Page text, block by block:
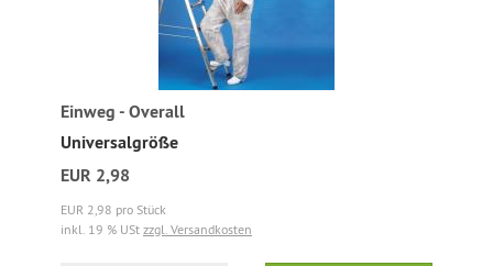
Einweg - Overall
Universalgröße
EUR 2,98
EUR 2,98 pro Stück
inkl. 19 % USt zzgl. Versandkosten